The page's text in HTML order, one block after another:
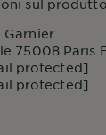
sul
Garnier
75008 Paris
protected]
protected]